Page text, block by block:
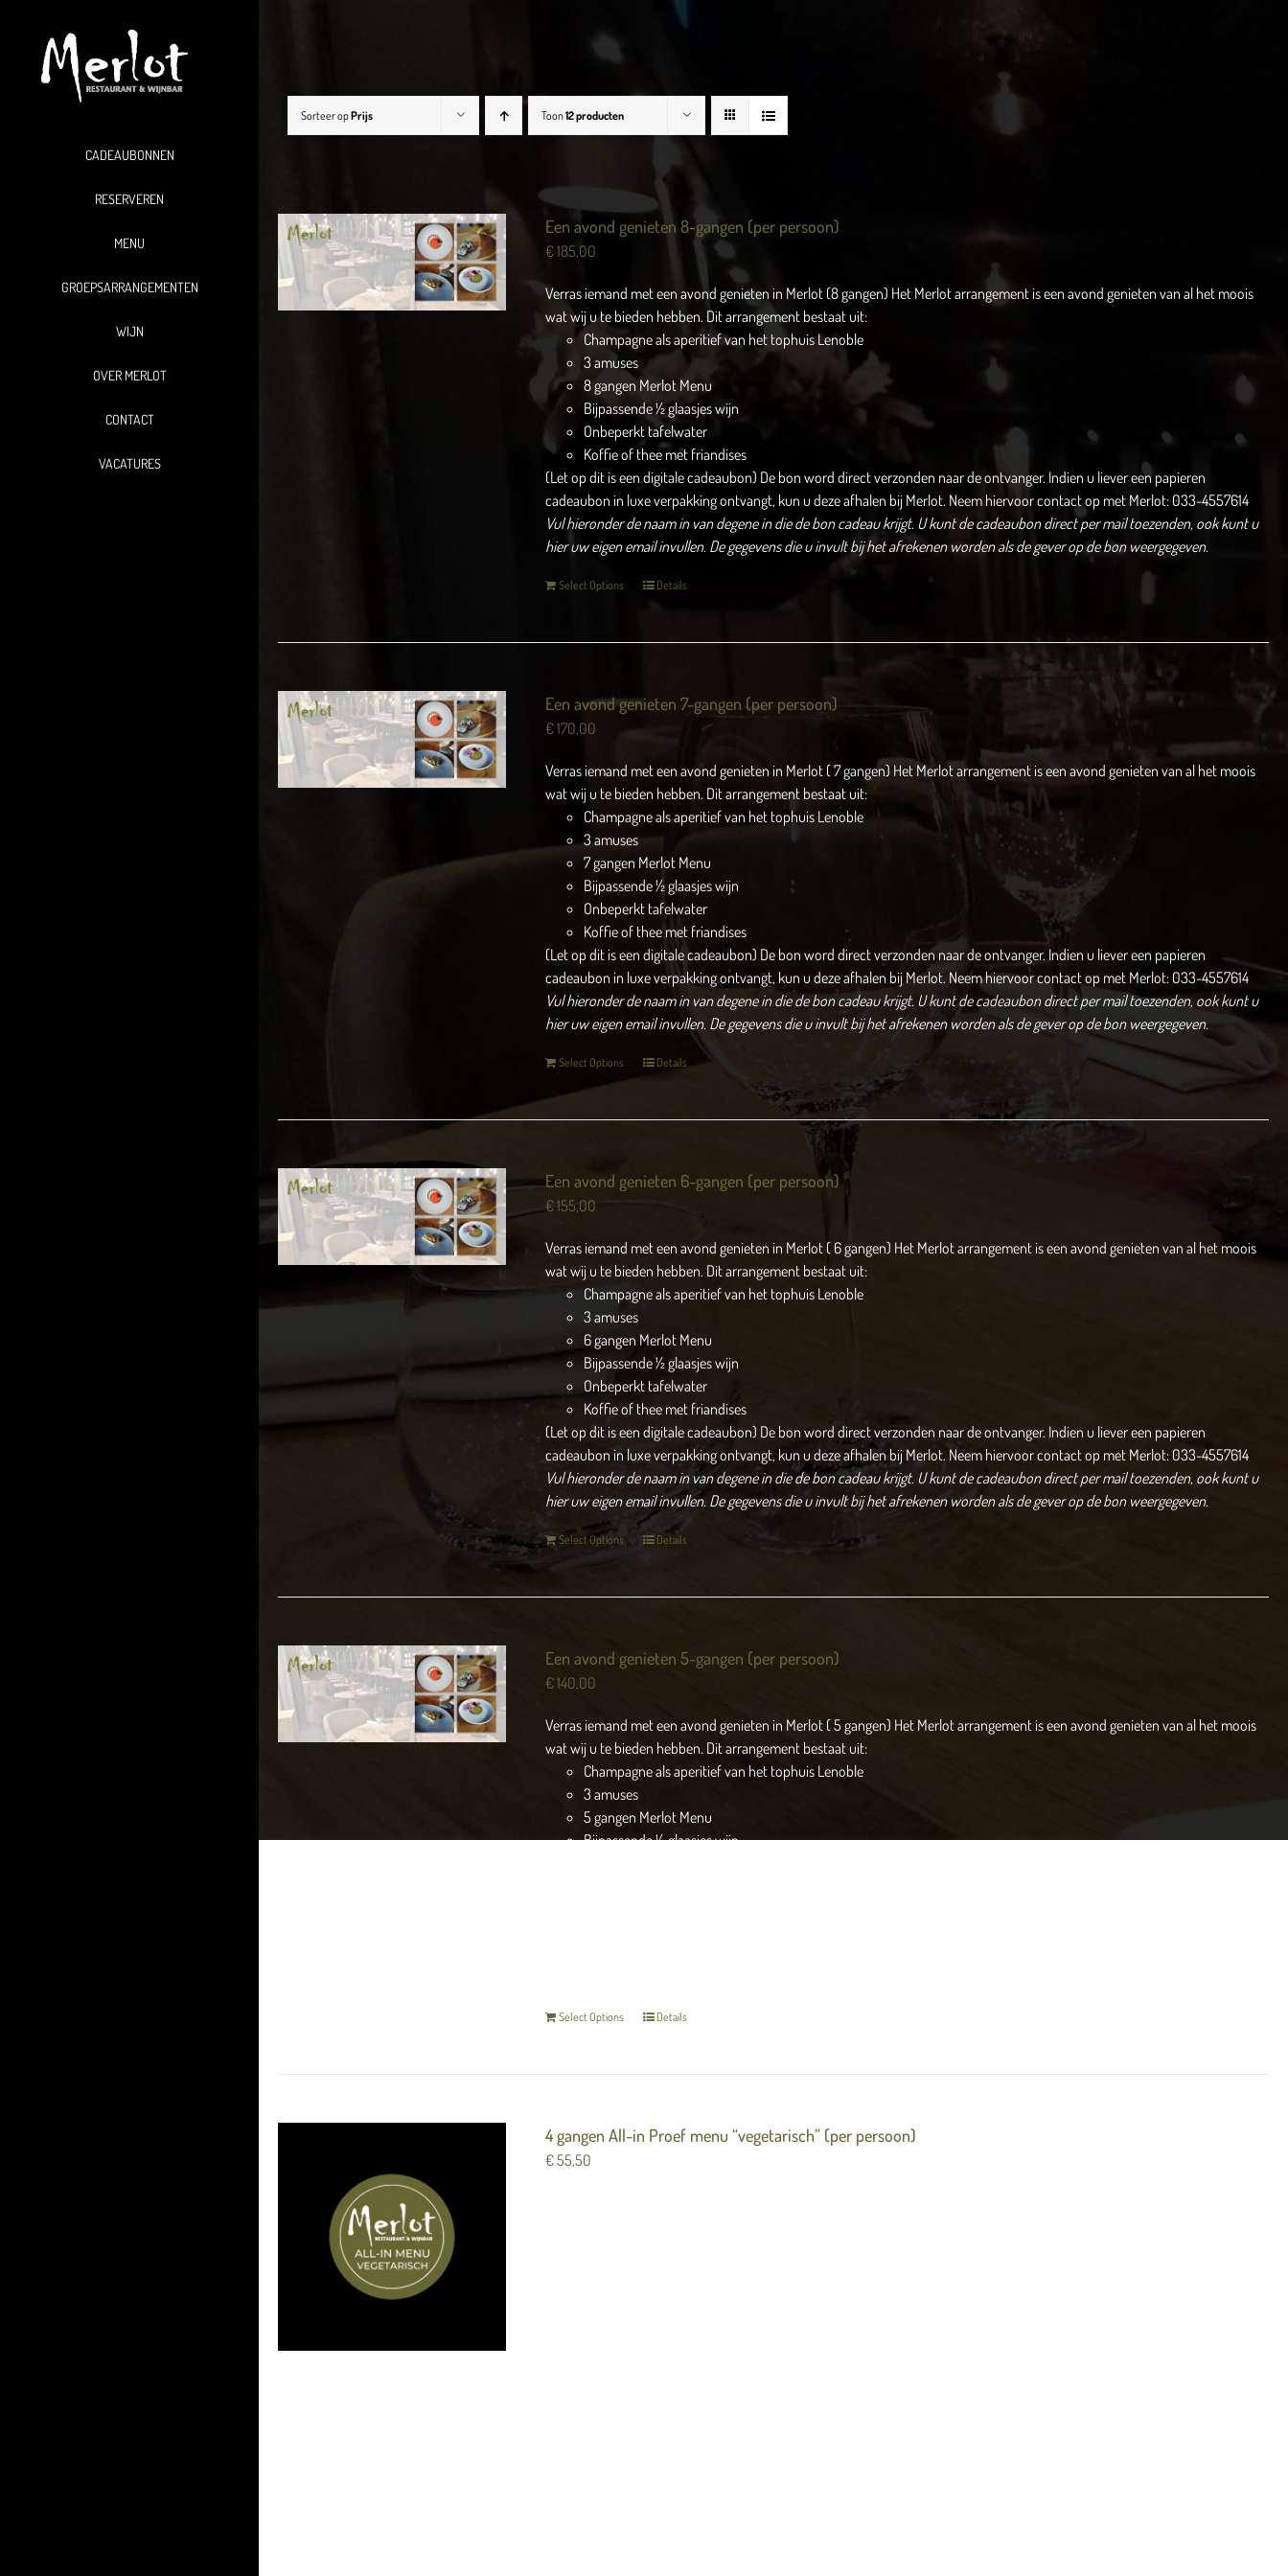
CADEAUBONNEN
RESERVEREN
MENU
GROEPSARRANGEMENTEN
WIJN
OVER MERLOT
CONTACT
VACATURES
Sorteer opPrijs Toon12 producten
Een avond genieten 8-gangen (per persoon)
€185,00
Verras iemand met een avond genieten in Merlot (8 gangen) Het Merlot arrangement is een avond genieten van al het moois
wat wij u te bieden hebben. Dit arrangement bestaat uit:
Champagne als aperitief van het tophuis Lenoble
3 amuses
8 gangen Merlot Menu
Bijpassende ½ glaasjes wijn
Onbeperkt tafelwater
Koffie of thee met friandises
(Let op dit is een digitale cadeaubon) De bon word direct verzonden naar de ontvanger. Indien u liever een papieren
cadeaubon in luxe verpakking ontvangt, kun u deze afhalen bij Merlot. Neem hiervoor contact op met Merlot: 033-4557614
Vul hieronder de naam in van degene in die de bon cadeau krijgt. U kunt de cadeaubon direct per mail toezenden, ook kunt u
hier uw eigen email invullen. De gegevens die u invult bij het afrekenen worden als de gever op de bon weergegeven.
Select Options Details
Een avond genieten 7-gangen (per persoon)
€170,00
Verras iemand met een avond genieten in Merlot ( 7 gangen) Het Merlot arrangement is een avond genieten van al het moois
wat wij u te bieden hebben. Dit arrangement bestaat uit:
Champagne als aperitief van het tophuis Lenoble
3 amuses
7 gangen Merlot Menu
Bijpassende ½ glaasjes wijn
Onbeperkt tafelwater
Koffie of thee met friandises
(Let op dit is een digitale cadeaubon) De bon word direct verzonden naar de ontvanger. Indien u liever een papieren
cadeaubon in luxe verpakking ontvangt, kun u deze afhalen bij Merlot. Neem hiervoor contact op met Merlot: 033-4557614
Vul hieronder de naam in van degene in die de bon cadeau krijgt. U kunt de cadeaubon direct per mail toezenden, ook kunt u
hier uw eigen email invullen. De gegevens die u invult bij het afrekenen worden als de gever op de bon weergegeven.
Select Options Details
Een avond genieten 6-gangen (per persoon)
€155,00
Verras iemand met een avond genieten in Merlot ( 6 gangen) Het Merlot arrangement is een avond genieten van al het moois
wat wij u te bieden hebben. Dit arrangement bestaat uit:
Champagne als aperitief van het tophuis Lenoble
3 amuses
6 gangen Merlot Menu
Bijpassende ½ glaasjes wijn
Onbeperkt tafelwater
Koffie of thee met friandises
(Let op dit is een digitale cadeaubon) De bon word direct verzonden naar de ontvanger. Indien u liever een papieren
cadeaubon in luxe verpakking ontvangt, kun u deze afhalen bij Merlot. Neem hiervoor contact op met Merlot: 033-4557614
Vul hieronder de naam in van degene in die de bon cadeau krijgt. U kunt de cadeaubon direct per mail toezenden, ook kunt u
hier uw eigen email invullen. De gegevens die u invult bij het afrekenen worden als de gever op de bon weergegeven.
Select Options Details
Een avond genieten 5-gangen (per persoon)
€140,00
Verras iemand met een avond genieten in Merlot ( 5 gangen) Het Merlot arrangement is een avond genieten van al het moois
wat wij u te bieden hebben. Dit arrangement bestaat uit:
Champagne als aperitief van het tophuis Lenoble
3 amuses
5 gangen Merlot Menu
Bijpassende ½ glaasjes wijn
Select Options Details
4 gangen All-in Proef menu “vegetarisch” (per persoon)
€55,50